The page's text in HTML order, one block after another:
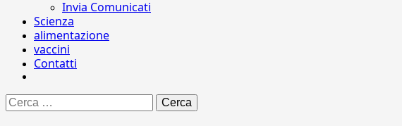
Invia Comunicati
Scienza
alimentazione
vaccini
Contatti
Ricerca
per: